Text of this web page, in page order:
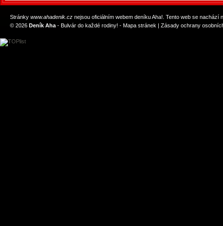
Stránky www.ahadenik.cz nejsou oficiálním webem deníku Aha!. Tento web se nachází
© 2026 Deník Aha - Bulvár do každé rodiny! - Mapa stránek Zásady ochrany